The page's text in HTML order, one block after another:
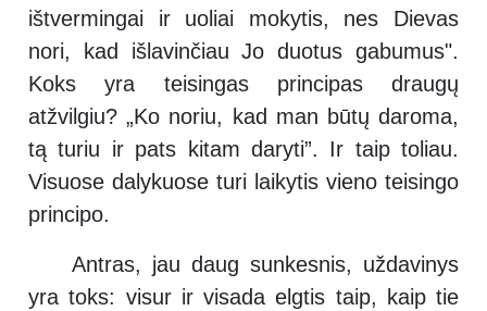
ištvermingai ir uoliai mokytis, nes Dievas
nori, kad išlavinčiau Jo duotus gabumus".
Koks yra teisingas principas draugų
atžvilgiu? „Ko noriu, kad man būtų daroma,
tą turiu ir pats kitam daryti”. Ir taip toliau.
Visuose dalykuose turi laikytis vieno teisingo
principo.
Antras, jau daug sunkesnis, uždavinys
yra toks: visur ir visada elgtis taip, kaip tie